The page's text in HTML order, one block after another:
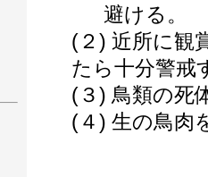
避ける。
(２) 近所に観
たら十分警戒
(３) 鳥類の死
(４) 生の鳥肉